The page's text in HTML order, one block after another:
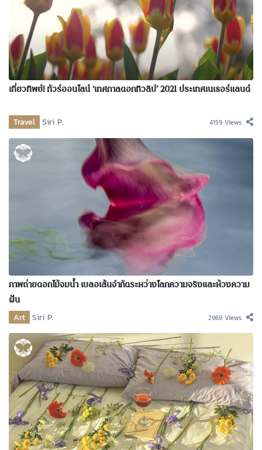
เที่ยวทิพย์! ทัวร์ออนไลน์ ‘เทศกาลดอกทิวลิป’ 2021 ประเทศเนเธอร์แลนด์
Travel Siri P. 4159 Views
ภาพถ่ายดอกไม้จมน้ำ เบลอเส้นจำกัดระหว่างโลกความจริงและห้วงความ
ฝัน
Art Siri P. 2969 Views